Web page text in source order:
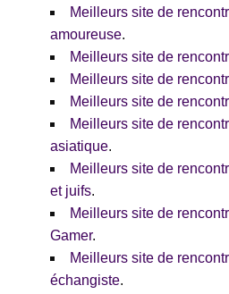
Meilleurs site de
amoureuse.
Meilleurs site de
Meilleurs site de
Meilleurs site de
Meilleurs site de
asiatique.
Meilleurs site de
et juifs.
Meilleurs site de
Gamer.
Meilleurs site de
échangiste.